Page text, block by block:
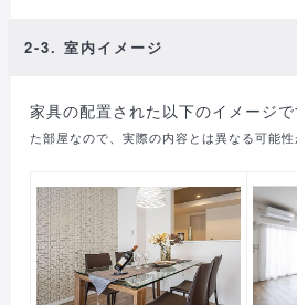
2-3. 室内イメージ
家具の配置された以下のイメージで
た部屋なので、実際の内容とは異なる可能性